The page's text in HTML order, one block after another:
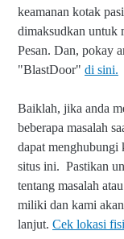
keamanan kotak
dimaksudkan untuk
Pesan. Dan, pokay
"BlastDoor" di sini.
Baiklah, jika anda
beberapa masalah
dapat menghubungi
situs ini. Pastikan
tentang masalah
miliki dan kami
lanjut. Cek lokasi